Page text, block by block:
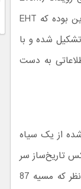
Horizon Telescope) یا به صورت اختصار، EHT استفاده کردند. نکته جالب این بوده که EHT
تشکیل شده و با
به دست
از یک سیاه
تاریخ‌ساز سر
و صدای زیادی به پا کرد. طبق اطلاعات موجود، دیده شدن سیاه چاله مورد نظر که مسیه 87